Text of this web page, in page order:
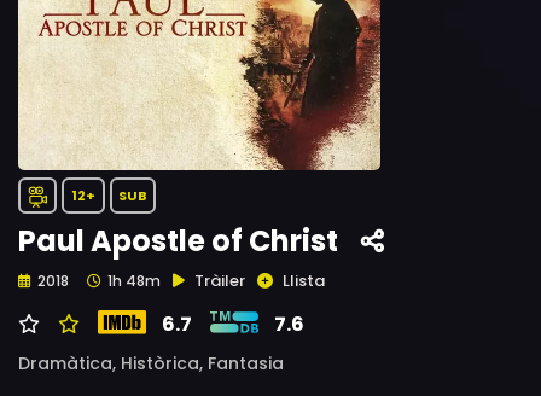
12+ SUB
Paul Apostle of Christ
2018 1h 48m Tràiler Llista
6.7 7.6
Dramàtica, Històrica, Fantasia